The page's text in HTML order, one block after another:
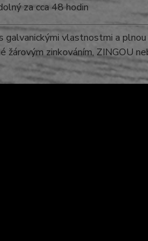
za cca 48 hodin
galvanickými vlastnostmi a
žárovým zinkováním, ZINGOU